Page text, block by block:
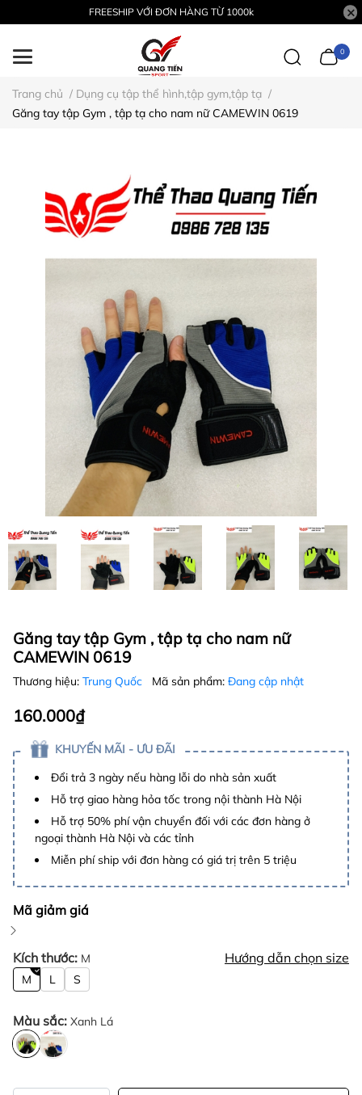
FREESHIP VỚI ĐƠN HÀNG TỪ 1000k
0
Trang chủ / Dụng cụ tập thể hình,tập gym,tập tạ /
Găng tay tập Gym , tập tạ cho nam nữ CAMEWIN 0619
Găng tay tập Gym , tập tạ cho nam nữ
CAMEWIN 0619
Thương hiệu: Trung Quốc Mã sản phẩm: Đang cập nhật
160.000₫
KHUYẾN MÃI - ƯU ĐÃI
Đổi trả 3 ngày nếu hàng lỗi do nhà sản xuất
Hỗ trợ giao hàng hỏa tốc trong nội thành Hà Nội
Hỗ trợ 50% phí vận chuyển đối với các đơn hàng ở
ngoại thành Hà Nội và các tỉnh
Miễn phí ship với đơn hàng có giá trị trên 5 triệu
Mã giảm giá
Kích thước: M Hướng dẫn chọn size
M L S
Màu sắc: Xanh Lá